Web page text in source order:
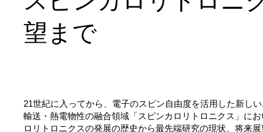
望まで
21世紀に入ってから、電子のスピン自由度を活用した新し
輸送・熱電物性の融合領域「スピンカロリトロニクス」に
ロリトロニクスの発展の歴史から最先端研究の現状、将来